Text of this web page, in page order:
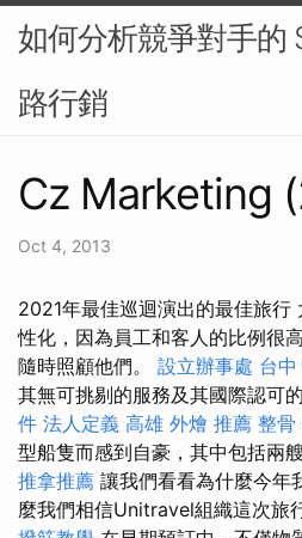
如何分析競爭對手的
路行銷
Cz Marketing
Oct 4, 2013
2021年最佳巡迴演出的最佳旅行
性化，因為員工和客人的比例很
隨時照顧他們。 設立辦事處 台
其無可挑剔的服務及其國際認可
件 法人定義 高雄 外燴 推薦 整骨
型船隻而感到自豪，其中包括兩
推拿推薦 讓我們看看為什麼今年
麼我們相信Unitravel組織這次旅